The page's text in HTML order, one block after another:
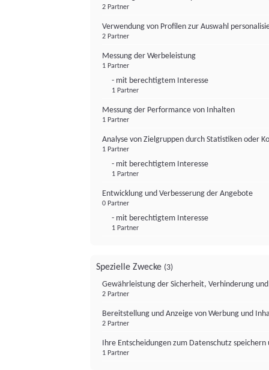
2 Partner
Verwendung von Profilen zur Auswahl
2 Partner
Messung der Werbeleistung
1 Partner
- mit berechtigtem Interesse
1 Partner
Messung der Performance von Inhalten
1 Partner
Analyse von Zielgruppen durch Statistiken oder
1 Partner
- mit berechtigtem Interesse
1 Partner
Entwicklung und Verbesserung der Angebote
0 Partner
- mit berechtigtem Interesse
1 Partner
Spezielle Zwecke (3)
Gewährleistung der Sicherheit, Verhinderung
2 Partner
Bereitstellung und Anzeige von Werbung und
2 Partner
Ihre Entscheidungen zum Datenschutz
1 Partner